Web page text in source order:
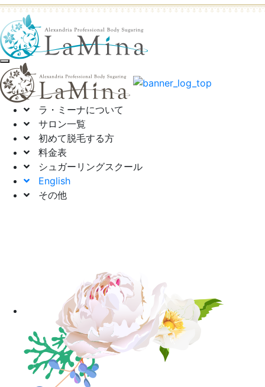
toggle navigation
ラ・ミーナについて
サロン一覧
初めて脱毛する方
料金表
シュガーリングスクール
English
その他